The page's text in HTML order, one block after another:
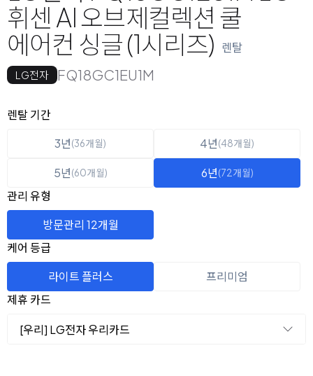
휘센 AI 오브제컬렉션 쿨
에어컨 싱글 (1시리즈) 렌탈
LG전자 FQ18GC1EU1M
옵션 선택
렌탈 선택
렌탈 기간
3년(36개월) 4년(48개월)
5년(60개월) 6년(72개월)
관리 유형
방문관리 12개월
케어 등급
라이트 플러스
프리미엄
제휴 카드
[우리] LG전자 우리카드